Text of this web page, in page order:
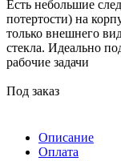
Есть небольшие
потертости) на
только внешнего
стекла. Идеально
рабочие задачи
Под заказ
Описание
Оплата